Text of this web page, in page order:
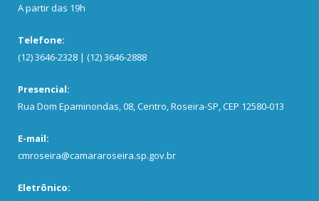
A partir das 19h
Telefone:
(12) 3646-2328 | (12) 3646-2888
Presencial:
Rua Dom Epaminondas, 08, Centro, Roseira-SP, CEP 12580-013
E-mail:
cmroseira@camararoseira.sp.gov.br
Eletrônico: